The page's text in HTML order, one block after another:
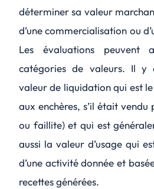
déterminer sa valeur
d’une commercialisation ou
Les évaluations peuvent
catégories de valeurs. Il
valeur de liquidation qui est
aux enchères, s’il était
ou faillite) et qui est
aussi la valeur d’usage qui
d’une activité donnée et
recettes générées.